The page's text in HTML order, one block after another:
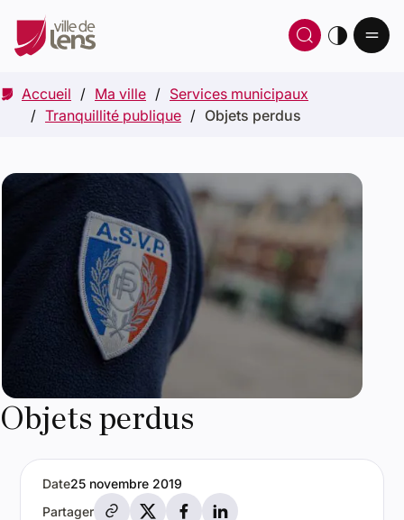
Ouvrir
Accueil Ma ville
Services municipaux
Tranquillité publique
Objets perdus
Objets perdus
PartagerPartager par e-mail
Partager sur X
Partager sur Facebook
Partager sur LinkedIn
Date25 novembre 2019